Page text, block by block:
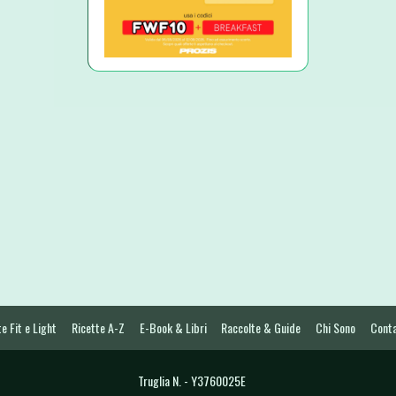
Fit e Light Ricette A-Z E-Book & Libri Raccolte & Guide Chi Sono
Truglia N. - Y3760025E